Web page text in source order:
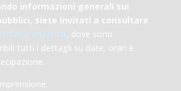
informazioni generali sui
siete invitati a consultare
attività, dove sono
tutti i dettagli su date, orari e